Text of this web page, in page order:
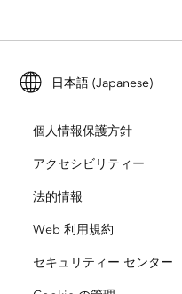
Esri ストア
Esri Young Professionals Network
トレーニング
ArcUser
ArcNews
ArcWatch
Esri ビデオ
採用情報
オープンビジョン
企業行動規範
ArcGIS for Student Use
自然保護
教育機関
日本語 (Japanese)
個人情報保護方針
アクセシビリティー
法的情報
Web 利用規約
セキュリティー センター